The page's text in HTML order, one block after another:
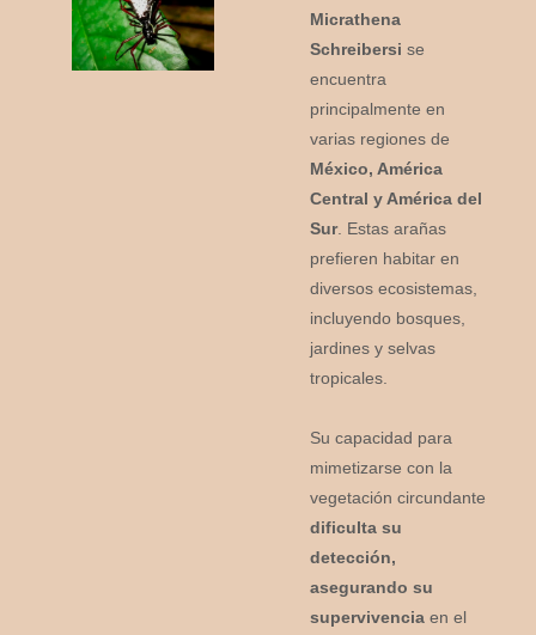
Micrathena
Schreibersi se
encuentra
principalmente en
varias regiones de
México, América
Central y América del
Sur. Estas arañas
prefieren habitar en
diversos ecosistemas,
incluyendo bosques,
jardines y selvas
tropicales.
Su capacidad para
mimetizarse con la
vegetación circundante
dificulta su
detección,
asegurando su
supervivencia en el